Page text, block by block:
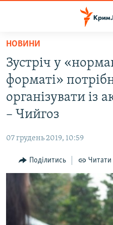
Перейти
основного
матеріалу
Перейти
до
основної
Перейти
пошуку
ВОДА.КРИМ
ВІДЕО ТА ФОТО
ПОЛІТИКА
ПОГЛЯД
ІНТЕРВ'Ю
ВСЕ ЗА ДЕНЬ
СПЕЦПРОЕКТИ
ДЕПОРТАЦІЯ
ЯК ОБІЙТИ БЛОКУВАННЯ
НОВИНИ
Зустріч у
форматі»
організувати із
– Чийгоз
07 грудень 2019, 10:59
Поділитись Читати